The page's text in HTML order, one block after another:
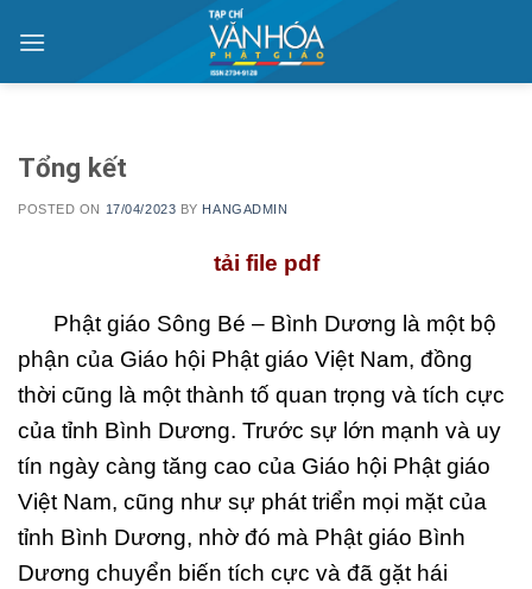
Tổng kết
POSTED ON 17/04/2023 BY HANGADMIN
tải file pdf
Phật giáo Sông Bé – Bình Dương là một bộ
phận của Giáo hội Phật giáo Việt Nam, đồng
thời cũng là một thành tố quan trọng và tích cực
của tỉnh Bình Dương. Trước sự lớn mạnh và uy
tín ngày càng tăng cao của Giáo hội Phật giáo
Việt Nam, cũng như sự phát triển mọi mặt của
tỉnh Bình Dương, nhờ đó mà Phật giáo Bình
Dương chuyển biến tích cực và đã gặt hái